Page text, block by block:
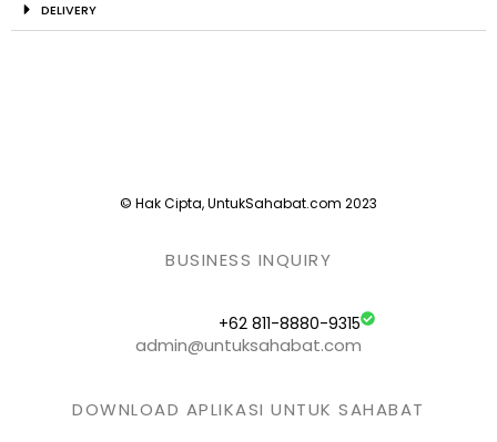
DELIVERY
© Hak Cipta, UntukSahabat.com 2023
BUSINESS INQUIRY
+62 811-8880-9315
admin@untuksahabat.com
DOWNLOAD APLIKASI UNTUK SAHABAT